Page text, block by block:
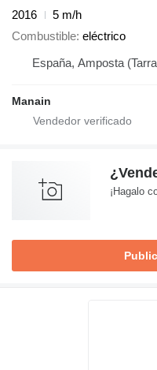
2016
5 m/h
Combustible eléctrico
España, Amposta
Manain
¡Hagalo